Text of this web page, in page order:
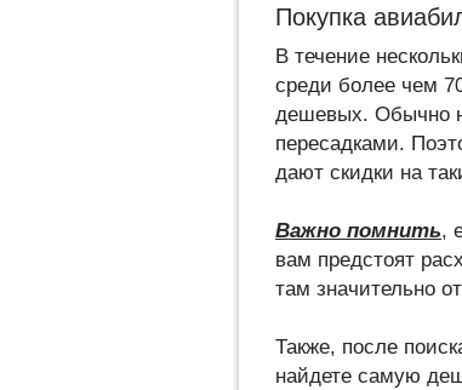
Покупка
В течение
среди более чем
дешевых. Обычно
пересадками.
дают скидки на
Важно помнить,
вам предстоят
там значительно
Также, после
найдете самую